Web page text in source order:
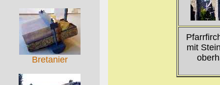
Bretanier
mit